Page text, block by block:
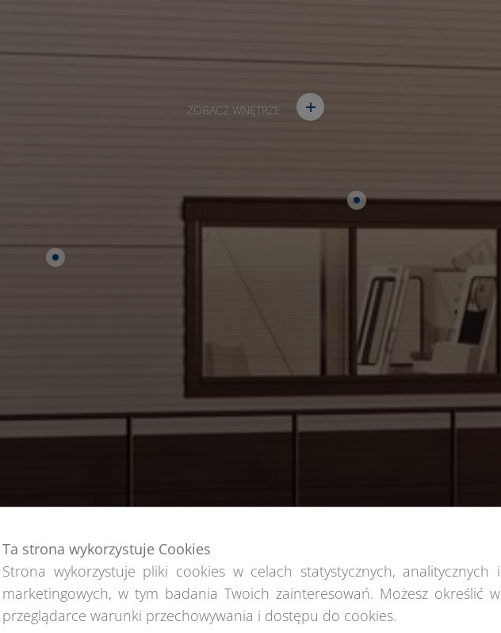
ZOBACZ WNĘTRZE
Ta strona wykorzystuje Cookies
Strona wykorzystuje pliki cookies w celach statystycznych, analitycznych i
marketingowych, w tym badania Twoich zainteresowań. Możesz określić w
przeglądarce warunki przechowywania i dostępu do cookies.